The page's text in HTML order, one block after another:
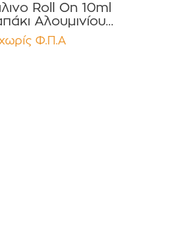
Roll On 10ml
Αλουμινίου
12 τεμαχίων
Φ.Π.Α